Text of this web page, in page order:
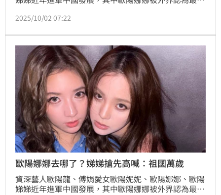
反常態，她不僅沒搶下第一時間發文，甚至被妹妹搶先
娜娜直到晚間6點左右才低調轉發，貼文更沒有提到
「祖國」，只用繁體字喊出：「惟願山河錦繡、國泰民
安！」，低調不少。
2025/10/02 07:22
歐陽娜娜去哪了？娣娣搶先高喊：祖國萬歲
資深藝人歐陽龍、傅娟愛女歐陽妮妮、歐陽娜娜、歐陽
娣娣近年進軍中國發展，其中歐陽娜娜被外界認為最效